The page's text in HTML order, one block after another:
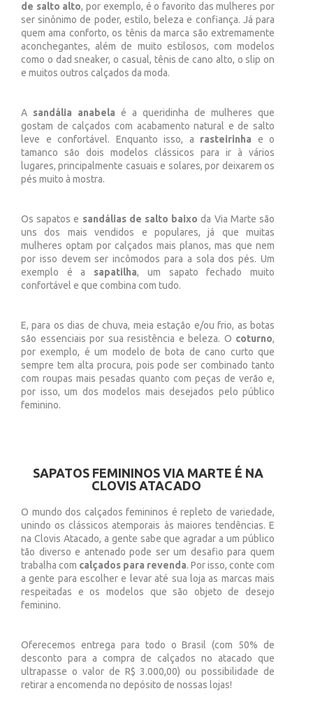
de salto alto, por exemplo, é o favorito das mulheres por
ser sinônimo de poder, estilo, beleza e confiança. Já para
quem ama conforto, os tênis da marca são extremamente
aconchegantes, além de muito estilosos, com modelos
como o dad sneaker, o casual, tênis de cano alto, o slip on
e muitos outros calçados da moda.
A sandália anabela é a queridinha de mulheres que
gostam de calçados com acabamento natural e de salto
leve e confortável. Enquanto isso, a rasteirinha e o
tamanco são dois modelos clássicos para ir à vários
lugares, principalmente casuais e solares, por deixarem os
pés muito à mostra.
Os sapatos e sandálias de salto baixoda Via Marte são
uns dos mais vendidos e populares, já que muitas
mulheres optam por calçados mais planos, mas que nem
por isso devem ser incômodos para a sola dos pés. Um
exemplo é a sapatilha, um sapato fechado muito
confortável e que combina com tudo.
E, para os dias de chuva, meia estação e/ou frio, as botas
são essenciais por sua resistência e beleza. O coturno,
por exemplo, é um modelo de bota de cano curto que
sempre tem alta procura, pois pode ser combinado tanto
com roupas mais pesadas quanto com peças de verão e,
por isso, um dos modelos mais desejados pelo público
feminino.
SAPATOS FEMININOS VIA MARTE É NA
CLOVIS ATACADO
O mundo dos calçados femininos é repleto de variedade,
unindo os clássicos atemporais às maiores tendências. E
na Clovis Atacado, a gente sabe que agradar a um público
tão diverso e antenado pode ser um desafio para quem
trabalha com calçados para revenda. Por isso, conte com
a gente para escolher e levar até sua loja as marcas mais
respeitadas e os modelos que são objeto de desejo
feminino.
Oferecemos entrega para todo o Brasil (com 50% de
desconto para a compra de calçados no atacado que
ultrapasse o valor de R$ 3.000,00) ou possibilidade de
retirar a encomenda no depósito de nossas lojas!